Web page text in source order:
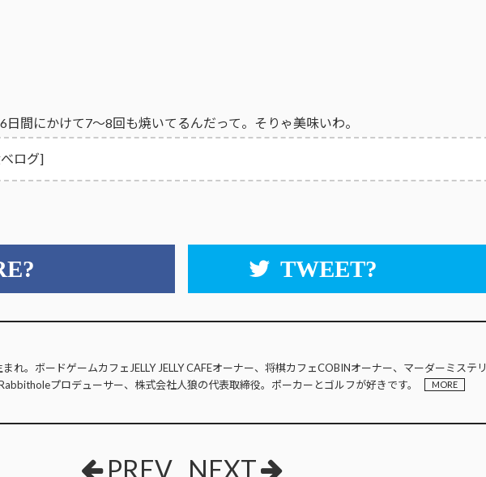
間にかけて7〜8回も焼いてるんだって。そりゃ美味いわ。
ログ]
TWEET?
れ。ボードゲームカフェJELLY JELLY CAFEオーナー、将棋カフェCOBINオーナー、マーダーミステリ
プロデューサー、株式会社人狼の代表取締役。ポーカーとゴルフが好きです。
MORE
PREV NEXT